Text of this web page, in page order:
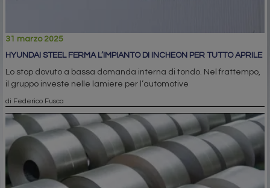
31 marzo 2025
HYUNDAI STEEL FERMA L’IMPIANTO DI INCHEON PER TUTTO APRILE
Lo stop dovuto a bassa domanda interna di tondo. Nel frattempo,
il gruppo investe nelle lamiere per l’automotive
di Federico Fusca